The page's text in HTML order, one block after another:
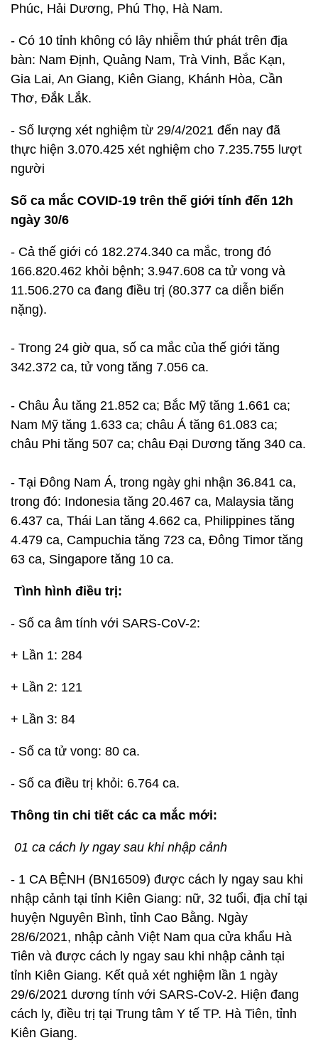
Phúc, Hải Dương, Phú Thọ, Hà Nam.
- Có 10 tỉnh không có lây nhiễm thứ phát trên địa
bàn: Nam Định, Quảng Nam, Trà Vinh, Bắc Kạn,
Gia Lai, An Giang, Kiên Giang, Khánh Hòa, Cần
Thơ, Đắk Lắk.
- Số lượng xét nghiệm từ 29/4/2021 đến nay đã
thực hiện 3.070.425 xét nghiệm cho 7.235.755 lượt
người
Số ca mắc COVID-19 trên thế giới tính đến 12h
ngày 30/6
- Cả thế giới có 182.274.340 ca mắc, trong đó
166.820.462 khỏi bệnh; 3.947.608 ca tử vong và
11.506.270 ca đang điều trị (80.377 ca diễn biến
nặng).
- Trong 24 giờ qua, số ca mắc của thế giới tăng
342.372 ca, tử vong tăng 7.056 ca.
- Châu Âu tăng 21.852 ca; Bắc Mỹ tăng 1.661 ca;
Nam Mỹ tăng 1.633 ca; châu Á tăng 61.083 ca;
châu Phi tăng 507 ca; châu Đại Dương tăng 340 ca.
- Tại Đông Nam Á, trong ngày ghi nhận 36.841 ca,
trong đó: Indonesia tăng 20.467 ca, Malaysia tăng
6.437 ca, Thái Lan tăng 4.662 ca, Philippines tăng
4.479 ca, Campuchia tăng 723 ca, Đông Timor tăng
63 ca, Singapore tăng 10 ca.
Tình hình điều trị:
- Số ca âm tính với SARS-CoV-2:
+ Lần 1: 284
+ Lần 2: 121
+ Lần 3: 84
- Số ca tử vong: 80 ca.
- Số ca điều trị khỏi: 6.764 ca.
Thông tin chi tiết các ca mắc mới:
01 ca cách ly ngay sau khi nhập cảnh
- 1 CA BỆNH (BN16509) được cách ly ngay sau khi
nhập cảnh tại tỉnh Kiên Giang: nữ, 32 tuổi, địa chỉ tại
huyện Nguyên Bình, tỉnh Cao Bằng. Ngày
28/6/2021, nhập cảnh Việt Nam qua cửa khẩu Hà
Tiên và được cách ly ngay sau khi nhập cảnh tại
tỉnh Kiên Giang. Kết quả xét nghiệm lần 1 ngày
29/6/2021 dương tính với SARS-CoV-2. Hiện đang
cách ly, điều trị tại Trung tâm Y tế TP. Hà Tiên, tỉnh
Kiên Giang.